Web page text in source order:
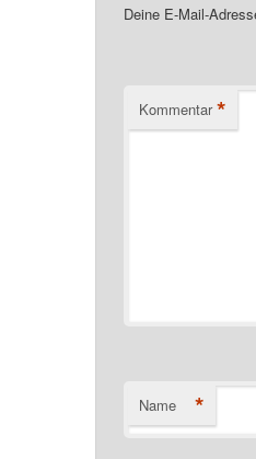
Deine E-Mail-
Kommentar *
Name *